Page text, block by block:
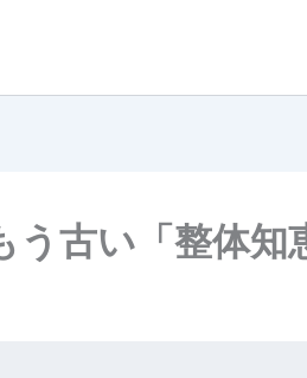
古い「整体知